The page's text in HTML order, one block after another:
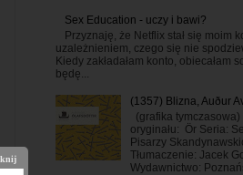
Sex Education - uczy i bawi?
Przyznaję, że Netflix stał się moim
uzależnieniem, czego się nie
Kiedy zakładałam konto, obiecałam
będę...
(1357) Blizna, Auður
(grafika tymczasowa)
oryginału: Ör Seria:
Pisarzy
Tłumaczenie: Jacek
Wydawnictwo: